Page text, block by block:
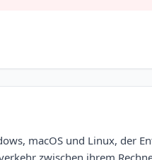
macOS und Linux, der